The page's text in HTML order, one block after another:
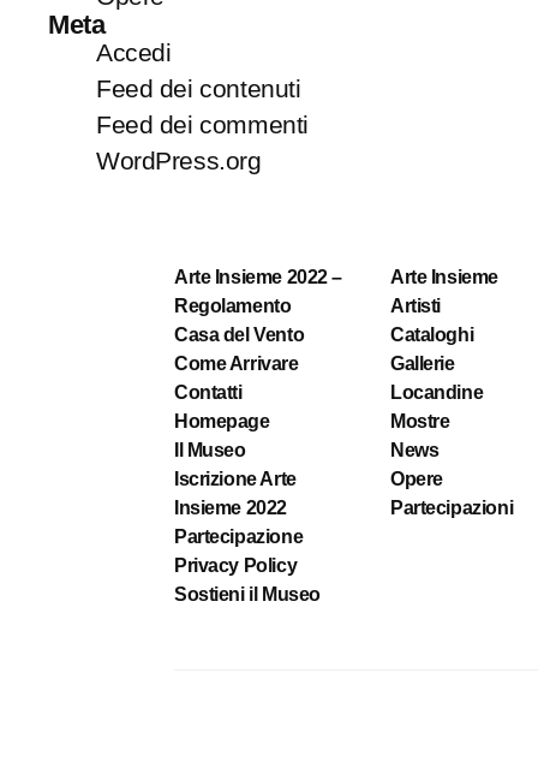
Meta
Accedi
Feed dei contenuti
Feed dei commenti
WordPress.org
Arte Insieme 2022 –
Regolamento
Casa del Vento
Come Arrivare
Contatti
Homepage
Il Museo
Iscrizione Arte
Insieme 2022
Partecipazione
Privacy Policy
Sostieni il Museo
Arte Insieme
Artisti
Cataloghi
Gallerie
Locandine
Mostre
News
Opere
Partecipazioni